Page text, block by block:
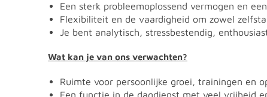
Een sterk probleemoplossend vermogen en
Flexibiliteit en de vaardigheid om zowel
Je bent analytisch, stressbestendig,
Wat kan je van ons verwachten?
Ruimte voor persoonlijke groei, trainingen en
Een functie in de dagdienst met veel vrijheid